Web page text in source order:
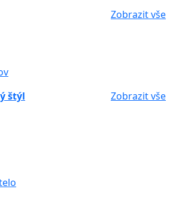
Zobrazit vše
štýl
Zobrazit vše